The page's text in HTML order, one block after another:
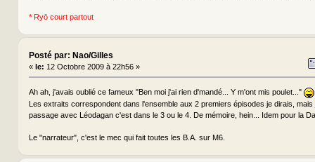
* Ryō court partout
Posté par: Nao/Gilles
« le: 12 Octobre 2009 à 22h56 »
Ah ah, j'avais oublié ce fameux "Ben moi j'ai rien d'mandé... Y m'ont mis poulet..."
Les extraits correspondent dans l'ensemble aux 2 premiers épisodes je dirais, mais
passage avec Léodagan c'est dans le 3 ou le 4. De mémoire, hein... Idem pour la
Le "narrateur", c'est le mec qui fait toutes les B.A. sur M6.